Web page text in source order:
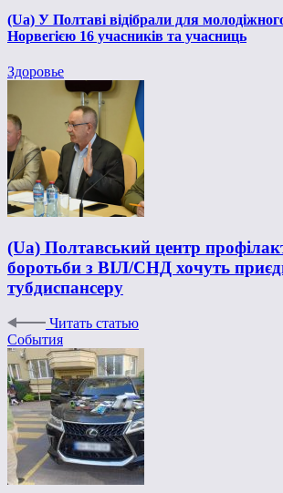
(Ua) У Полтаві відібрали для
Норвегією 16 учасників та учасниць
Здоровье
(Ua) Полтавський центр
боротьби з ВІЛ/СНД хочуть
тубдиспансеру
Читать статью
События